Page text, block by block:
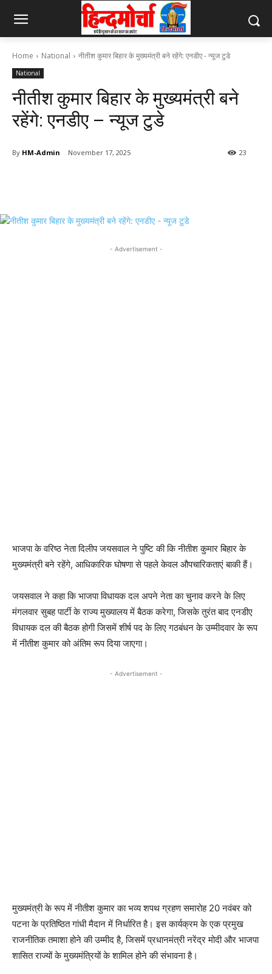
Home National नीतीश कुमार बिहार के मुख्यमंत्री बने रहेंगे: एनडीए - न्यूज टुडे
National
नीतीश कुमार बिहार के मुख्यमंत्री बने
रहेंगे: एनडीए – न्यूज टुडे
By HM-Admin November 17, 2025 23
- Advertisement -
भाजपा के वरिष्ठ नेता दिलीप जयसवाल ने पुष्टि की कि नीतीश कुमार बिहार के
मुख्यमंत्री बने रहेंगे, आधिकारिक घोषणा से पहले केवल औपचारिकताएं बाकी हैं।
जयसवाल ने कहा कि भाजपा विधायक दल अपने नेता का चुनाव करने के लिए
मंगलवार सुबह पार्टी के राज्य मुख्यालय में बैठक करेगा, जिसके तुरंत बाद एनडीए
विधायक दल की बैठक होगी जिसमें शीर्ष पद के लिए गठबंधन के उम्मीदवार के रूप
में नीतीश कुमार को अंतिम रूप दिया जाएगा।
- Advertisement -
मुख्यमंत्री के रूप में नीतीश कुमार का भव्य शपथ ग्रहण समारोह 20 नवंबर को
पटना के प्रतिष्ठित गांधी मैदान में निर्धारित है। इस कार्यक्रम के एक प्रमुख
राजनीतिक तमाशा होने की उम्मीद है, जिसमें प्रधानमंत्री नरेंद्र मोदी और भाजपा
शासित राज्यों के मुख्यमंत्रियों के शामिल होने की संभावना है।